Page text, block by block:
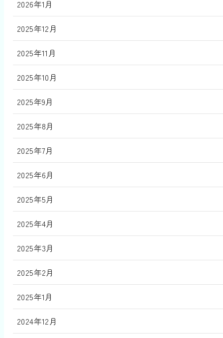
2026年1月
2025年12月
2025年11月
2025年10月
2025年9月
2025年8月
2025年7月
2025年6月
2025年5月
2025年4月
2025年3月
2025年2月
2025年1月
2024年12月